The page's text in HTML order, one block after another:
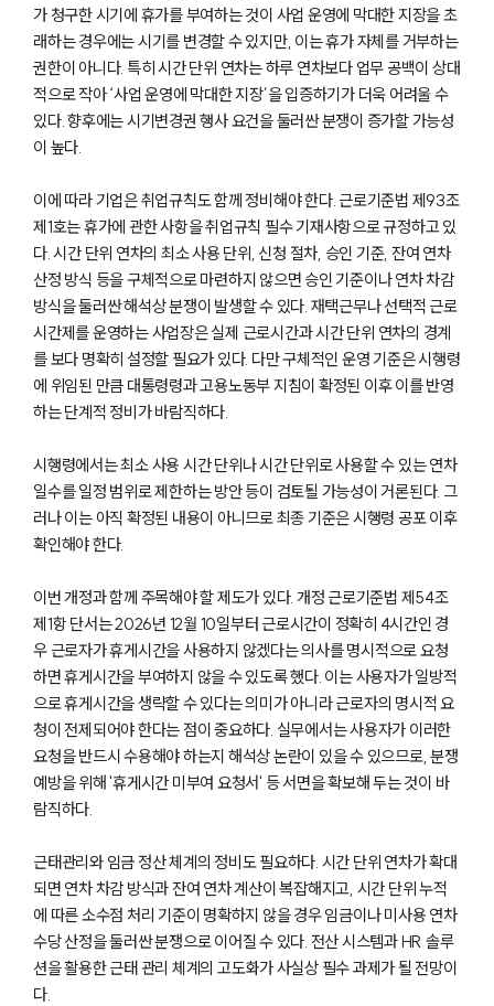
가 청구한 시기에 휴가를 부여하는 것이 사업 운영에 막대한 지장을 초
래하는 경우에는 시기를 변경할 수 있지만, 이는 휴가 자체를 거부하는
권한이 아니다. 특히 시간 단위 연차는 하루 연차보다 업무 공백이 상대
적으로 작아 ‘사업 운영에 막대한 지장’을 입증하기가 더욱 어려울 수
있다. 향후에는 시기변경권 행사 요건을 둘러싼 분쟁이 증가할 가능성
이 높다.
이에 따라 기업은 취업규칙도 함께 정비해야 한다. 근로기준법 제93조
제1호는 휴가에 관한 사항을 취업규칙 필수 기재사항으로 규정하고 있
다. 시간 단위 연차의 최소 사용 단위, 신청 절차, 승인 기준, 잔여 연차
산정 방식 등을 구체적으로 마련하지 않으면 승인 기준이나 연차 차감
방식을 둘러싼 해석상 분쟁이 발생할 수 있다. 재택근무나 선택적 근로
시간제를 운영하는 사업장은 실제 근로시간과 시간 단위 연차의 경계
를 보다 명확히 설정할 필요가 있다. 다만 구체적인 운영 기준은 시행령
에 위임된 만큼 대통령령과 고용노동부 지침이 확정된 이후 이를 반영
하는 단계적 정비가 바람직하다.
시행령에서는 최소 사용 시간 단위나 시간 단위로 사용할 수 있는 연차
일수를 일정 범위로 제한하는 방안 등이 검토될 가능성이 거론된다. 그
러나 이는 아직 확정된 내용이 아니므로 최종 기준은 시행령 공포 이후
확인해야 한다.
이번 개정과 함께 주목해야 할 제도가 있다. 개정 근로기준법 제54조
제1항 단서는 2026년 12월 10일부터 근로시간이 정확히 4시간인 경
우 근로자가 휴게시간을 사용하지 않겠다는 의사를 명시적으로 요청
하면 휴게시간을 부여하지 않을 수 있도록 했다. 이는 사용자가 일방적
으로 휴게시간을 생략할 수 있다는 의미가 아니라 근로자의 명시적 요
청이 전제되어야 한다는 점이 중요하다. 실무에서는 사용자가 이러한
요청을 반드시 수용해야 하는지 해석상 논란이 있을 수 있으므로, 분쟁
예방을 위해 '휴게시간 미부여 요청서' 등 서면을 확보해 두는 것이 바
람직하다.
근태관리와 임금 정산 체계의 정비도 필요하다. 시간 단위 연차가 확대
되면 연차 차감 방식과 잔여 연차 계산이 복잡해지고, 시간 단위 누적
에 따른 소수점 처리 기준이 명확하지 않을 경우 임금이나 미사용 연차
수당 산정을 둘러싼 분쟁으로 이어질 수 있다. 전산 시스템과 HR 솔루
션을 활용한 근태 관리 체계의 고도화가 사실상 필수 과제가 될 전망이
다.